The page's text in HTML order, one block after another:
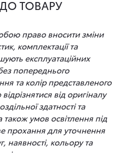
ТОВАРУ
право вносити зміни
комплектації та
експлуатаційних
попереднього
та колір представленого
від оригіналу
здатності та
умов освітлення під
прохання для уточнення
наявності, кольору та